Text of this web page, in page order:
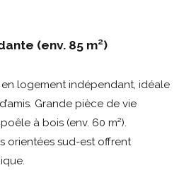
(env. 85 m²)
logement indépendant, idéale
Grande pièce de vie
à bois (env. 60 m²).
orientées sud-est offrent